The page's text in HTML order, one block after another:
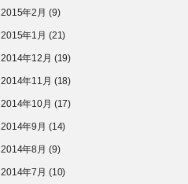
2015年2月 (9)
2015年1月 (21)
2014年12月 (19)
2014年11月 (18)
2014年10月 (17)
2014年9月 (14)
2014年8月 (9)
2014年7月 (10)